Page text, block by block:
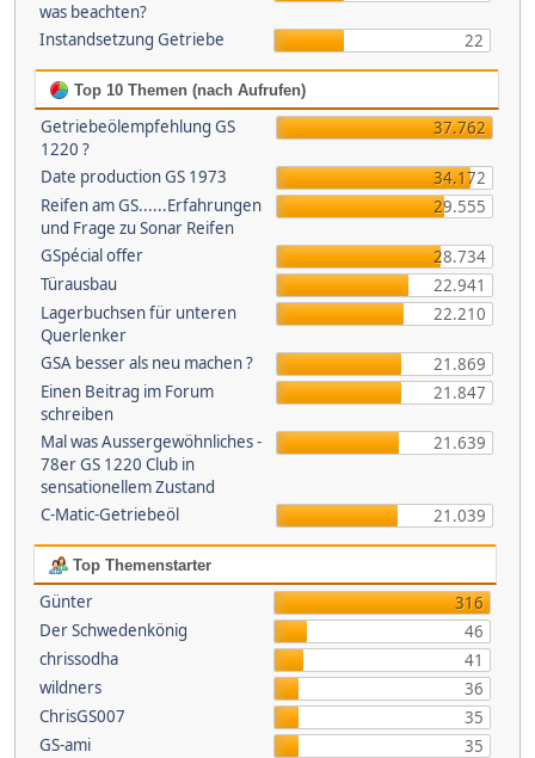
was beachten?
Instandsetzung Getriebe 22
Top 10 Themen (nach Aufrufen)
Getriebeölempfehlung GS
1220 ?
37.762
Date production GS 1973
34.172
Reifen am GS......Erfahrungen
und Frage zu Sonar Reifen
29.555
GSpécial offer
28.734
Türausbau
22.941
Lagerbuchsen für unteren
Querlenker
22.210
GSA besser als neu machen ?
21.869
Einen Beitrag im Forum
schreiben
21.847
Mal was Aussergewöhnliches -
78er GS 1220 Club in
sensationellem Zustand
21.639
C-Matic-Getriebeöl 21.039
Top Themenstarter
Günter
316
Der Schwedenkönig
46
chrissodha
41
wildners
36
ChrisGS007
35
GS-ami
35